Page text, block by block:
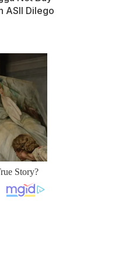
ASII Dilego